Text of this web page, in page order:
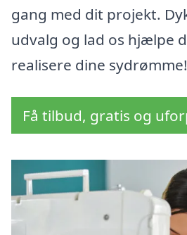
gang med dit projekt.
udvalg og lad os hjælpe
realisere dine sydrømme!
Få tilbud, gratis og